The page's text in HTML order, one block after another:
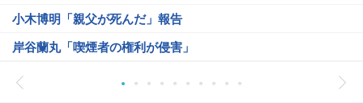
小木博明「親父が死んだ」報告
岸谷蘭丸「喫煙者の権利が侵害」